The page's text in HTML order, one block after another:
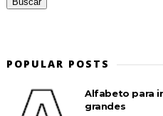
POPULAR POSTS
Alfabeto para
grandes